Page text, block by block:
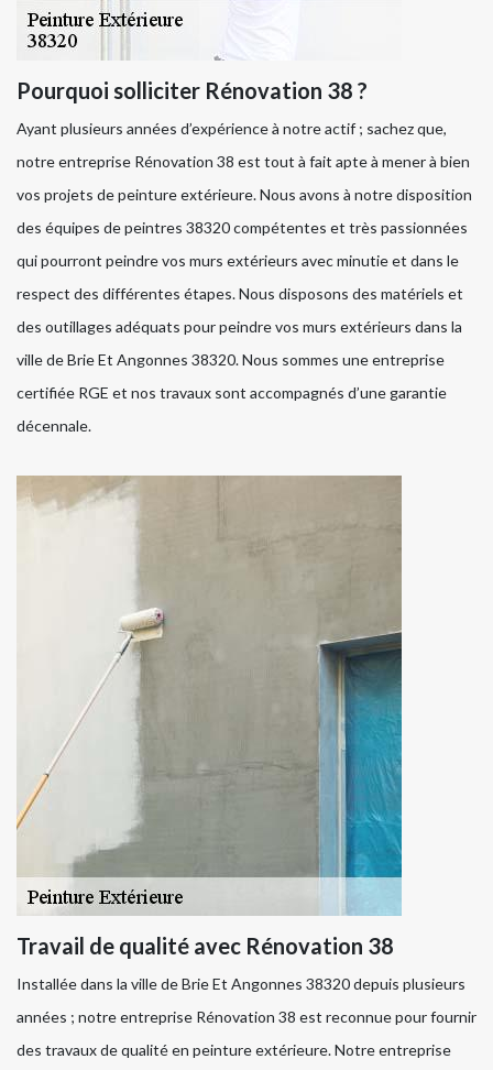
Pourquoi solliciter Rénovation 38 ?
Ayant plusieurs années d’expérience à notre actif ; sachez que,
notre entreprise Rénovation 38 est tout à fait apte à mener à bien
vos projets de peinture extérieure. Nous avons à notre disposition
des équipes de peintres 38320 compétentes et très passionnées
qui pourront peindre vos murs extérieurs avec minutie et dans le
respect des différentes étapes. Nous disposons des matériels et
des outillages adéquats pour peindre vos murs extérieurs dans la
ville de Brie Et Angonnes 38320. Nous sommes une entreprise
certifiée RGE et nos travaux sont accompagnés d’une garantie
décennale.
Travail de qualité avec Rénovation 38
Installée dans la ville de Brie Et Angonnes 38320 depuis plusieurs
années ; notre entreprise Rénovation 38 est reconnue pour fournir
des travaux de qualité en peinture extérieure. Notre entreprise